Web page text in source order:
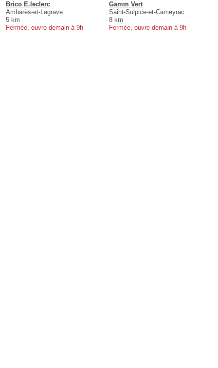
Brico E.leclerc
Ambarès-et-Lagrave
5 km
Fermée, ouvre demain à 9h
Gamm Vert
Saint-Sulpice-et-Cameyrac
8 km
Fermée, ouvre demain à 9h